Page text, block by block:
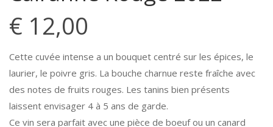
€ 12,00
Cette cuvée intense a un bouquet centré sur les épices, le
laurier, le poivre gris. La bouche charnue reste fraîche avec
des notes de fruits rouges. Les tanins bien présents
laissent envisager 4 à 5 ans de garde.
Ce vin sera parfait avec une pièce de boeuf ou un canard